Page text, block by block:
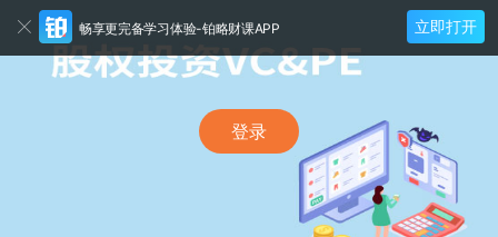
畅享更完备学习体验-铂略财课APP 立即打开
登录